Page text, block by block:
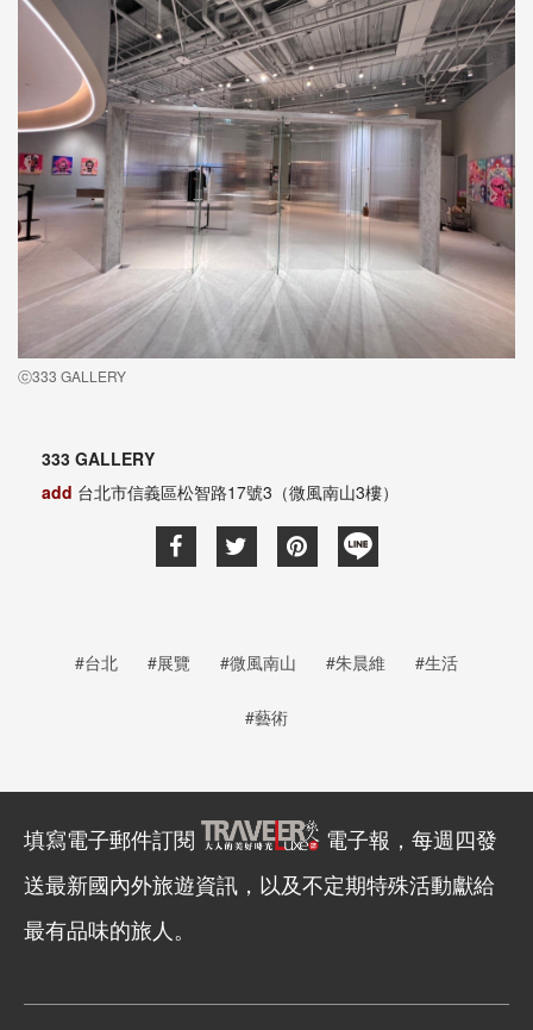
ⓒ333 GALLERY
333 GALLERY
add 台北市信義區松智路17號3（微風南山3樓）
#台北 #展覽 #微風南山 #朱晨維 #生活
#藝術
填寫電子郵件訂閱
電子報，每週四發
送最新國內外旅遊資訊，以及不定期特殊活動獻給
最有品味的旅人。